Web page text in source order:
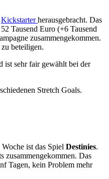
Kickstarterherausgebracht. Das
Tausend Euro (+6 Tausend
zusammengekommen.
beteiligen.
ist sehr fair gewählt bei der
Stretch Goals.
ist das Spiel Destinies.
zusammengekommen. Das
Tagen, kein Problem mehr